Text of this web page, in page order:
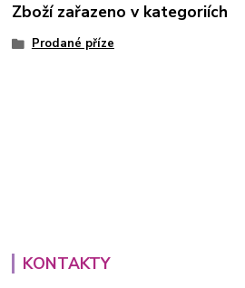
Zboží zařazeno v kategoriích
Prodané příze
KONTAKTY